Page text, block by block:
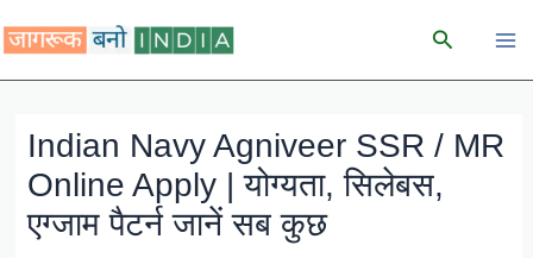
to
content
Search
Indian Navy Agniveer SSR / MR
Online Apply | योग्यता, सिलेबस,
एग्जाम पैटर्न जानें सब कुछ